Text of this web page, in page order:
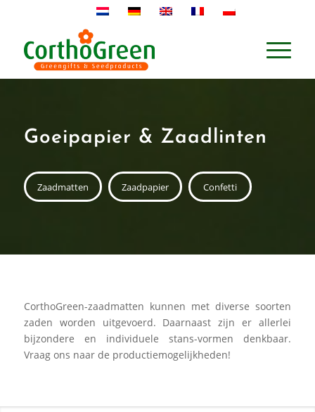
Goeipapier & Zaadlinten
Zaadmatten Zaadpapier Confetti
CorthoGreen-zaadmatten kunnen met diverse soorten
zaden worden uitgevoerd. Daarnaast zijn er allerlei
bijzondere en individuele stans-vormen denkbaar.
Vraag ons naar de productiemogelijkheden!